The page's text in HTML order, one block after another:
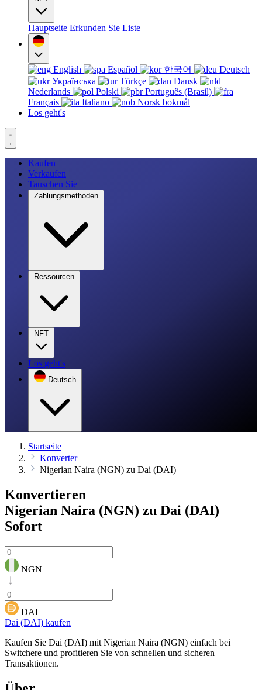
Hauptseite Erkunden Sie Liste
English Español 한국어
Deutsch
Українська
Türkçe
Dansk
Nederlands
Polski
Português (Brasil)
Français
Italiano
Norsk bokmål
Los geht's
Kaufen
Verkaufen
Tauschen Sie
Zahlungsmethoden
Ressourcen
NFT
Los geht's
Deutsch
Startseite
Konverter
Nigerian Naira (NGN) zu Dai (DAI)
Konvertieren
Nigerian Naira (NGN) zu Dai (DAI)
Sofort
NGN
DAI
Dai (DAI) kaufen
Kaufen Sie Dai (DAI) mit Nigerian Naira (NGN) einfach bei
Switchere und profitieren Sie von schnellen und sicheren
Transaktionen.